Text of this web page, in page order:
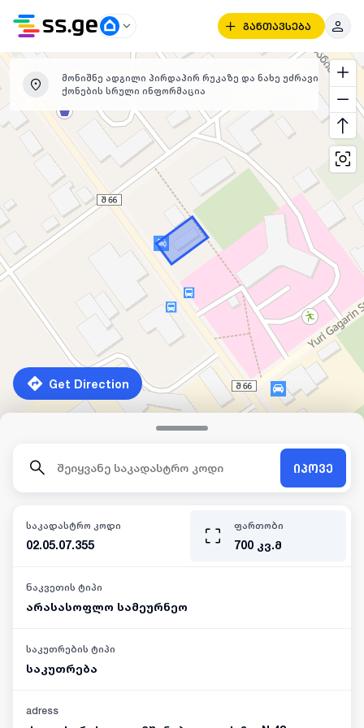
განთავსება
Get Direction
იპოვე
საკადასტრო კოდი
02.05.07.355
ფართობი
700 კვ.მ
ნაკვეთის ტიპი
არასასოფლო სამეურნეო
საკუთრების ტიპი
საკუთრება
adress
მონიშნე ადგილი პირდაპირ რუკაზე და ნახე უძრავი
ქონების სრული ინფორმაცია